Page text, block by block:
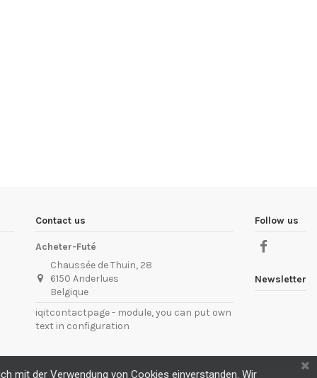
Contact us
Acheter-Futé
Chaussée de Thuin, 28
6150 Anderlues
Belgique
iqitcontactpage - module, you can put own
text in configuration
Follow us
Newsletter
mit der Verwendung von Cookies einverstanden. Wir